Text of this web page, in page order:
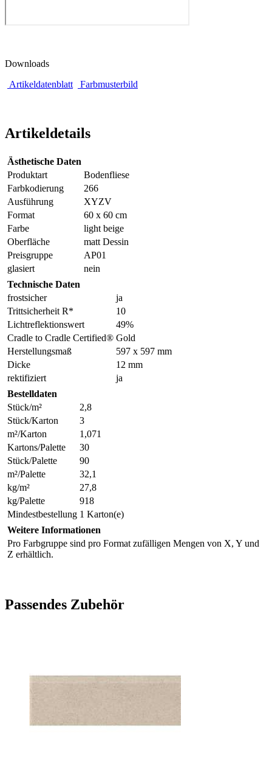
Downloads
Artikeldatenblatt
Farbmusterbild
Artikeldetails
Ästhetische Daten
Produktart
Bodenfliese
Farbkodierung
266
Ausführung
XYZV
Format
60 x 60 cm
Farbe
light beige
Oberfläche
matt Dessin
Preisgruppe
AP01
glasiert
nein
Technische Daten
frostsicher
ja
Trittsicherheit R*
10
Lichtreflektionswert
49%
Cradle to Cradle Certified® Gold
Herstellungsmaß
597 x 597 mm
Dicke
12 mm
rektifiziert
ja
Bestelldaten
Stück/m²
2,8
Stück/Karton
3
m²/Karton
1,071
Kartons/Palette
30
Stück/Palette
90
m²/Palette
32,1
kg/m²
27,8
kg/Palette
918
Mindestbestellung 1 Karton(e)
Weitere Informationen
Pro Farbgruppe sind pro Format zufälligen Mengen von X, Y und
Z erhältlich.
Passendes Zubehör